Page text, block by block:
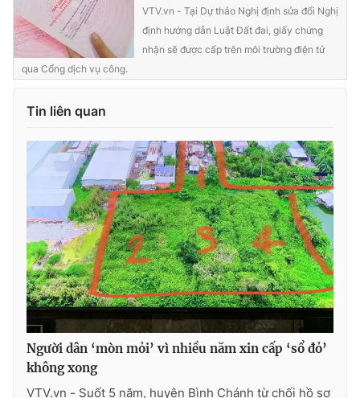
Liên hệ tòa soạn English
THỜI BÁO VTV
Theo dõi báo trên
Cơ quan chủ quản:Đài Truyền hình Việt Nam
Cơ quan báo chí:Thời báo VTV
Giấy phép hoạt động báo in và báo điện tử số 483/GP-BTTTT
cấp ngày 29/12/2023
Tổng Biên tập:Vũ Thanh Thủy
Phó Tổng Biên tập:Nguyễn Thị Mỹ Hạnh, Phạm Quốc Thắng,
Nguyễn Trọng Ninh
024.38 355 931 - 024.38 355 932
VTV.vn - Tại Dự thảo Nghị định sửa đổi Nghị
định hướng dẫn Luật Đất đai, giấy chứng
nhận sẽ được cấp trên môi trường điện tử
qua Cổng dịch vụ công.
Tin liên quan
Người dân ‘mòn mỏi’ vì nhiều năm xin cấp ‘sổ đỏ’
không xong
VTV.vn - Suốt 5 năm, huyện Bình Chánh từ chối hồ sơ